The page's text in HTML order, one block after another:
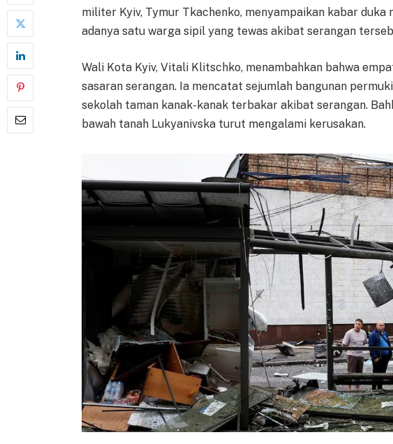
militer Kyiv, Tymur Tkachenko, menyampaikan kabar
adanya satu warga sipil yang tewas akibat serangan
Wali Kota Kyiv, Vitali Klitschko, menambahkan bahwa
sasaran serangan. Ia mencatat sejumlah bangunan
sekolah taman kanak-kanak terbakar akibat serangan.
bawah tanah Lukyanivska turut mengalami kerusakan.